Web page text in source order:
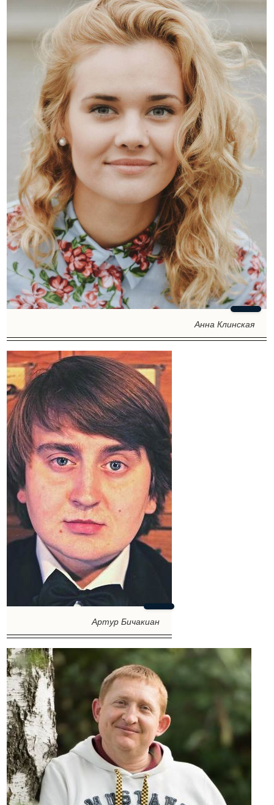
Анна Клинская
Артур Бичакиан